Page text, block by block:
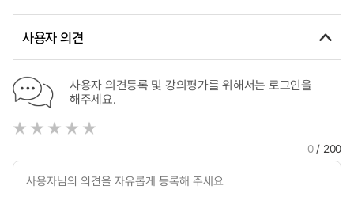
사용자 의견
사용자 의견등록 및 강의평가를 위해서는 로그인을
해주세요.
0/ 200